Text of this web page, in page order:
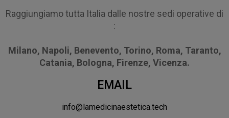
Raggiungiamo tutta Italia dalle nostre sedi operative di
:
Milano, Napoli, Benevento, Torino, Roma, Taranto,
Catania, Bologna, Firenze, Vicenza.
EMAIL
info@lamedicinaestetica.tech